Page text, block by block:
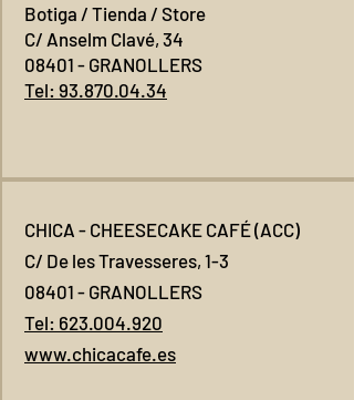
Botiga / Tienda / Store
C/ Anselm Clavé, 34
08401 - GRANOLLERS
Tel: 93.870.04.34
CHICA - CHEESECAKE CAFÉ (ACC)
C/ De les Travesseres, 1-3
08401 - GRANOLLERS
Tel: 623.004.920
www.chicacafe.es